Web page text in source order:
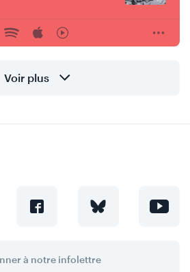
Voir plus
à notre infolettre